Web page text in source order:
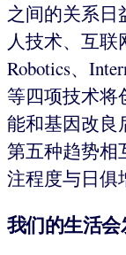
之间的关系日
人技术、互联
Robotics、
等四项技术将
能和基因改良
第五种趋势相
注程度与日俱
我们的生活